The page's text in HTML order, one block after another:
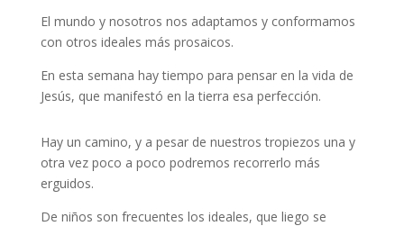
El mundo y nosotros nos adaptamos y conformamos
con otros ideales más prosaicos.
En esta semana hay tiempo para pensar en la vida de
Jesús, que manifestó en la tierra esa perfección.
Hay un camino, y a pesar de nuestros tropiezos una y
otra vez poco a poco podremos recorrerlo más
erguidos.
De niños son frecuentes los ideales, que liego se